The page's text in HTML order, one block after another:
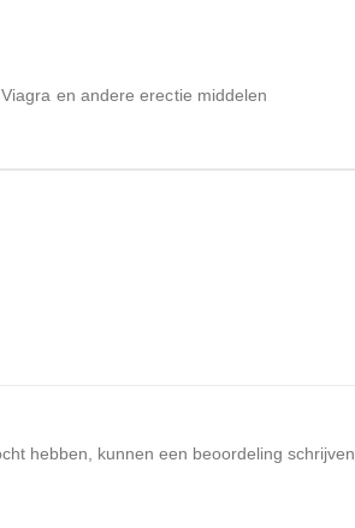
en andere erectie middelen
hebben, kunnen een beoordeling schrijven.